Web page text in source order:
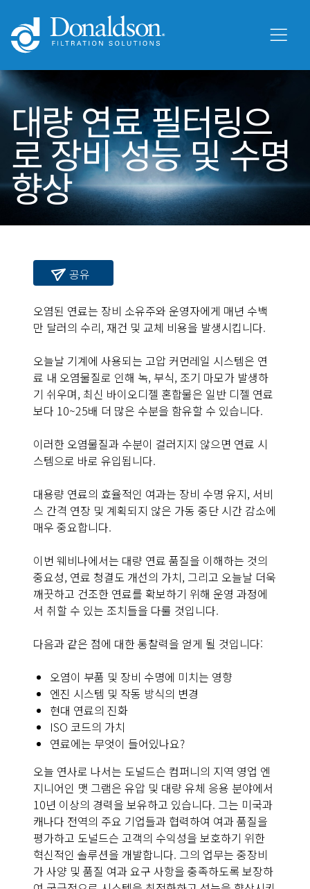
대량 연료 필터링으
로 장비 성능 및 수명
향상
공유
오염된 연료는 장비 소유주와 운영자에게 매년 수백
만 달러의 수리, 재건 및 교체 비용을 발생시킵니다.
오늘날 기계에 사용되는 고압 커먼레일 시스템은 연
료 내 오염물질로 인해 녹, 부식, 조기 마모가 발생하
기 쉬우며, 최신 바이오디젤 혼합물은 일반 디젤 연료
보다 10~25배 더 많은 수분을 함유할 수 있습니다.
이러한 오염물질과 수분이 걸러지지 않으면 연료 시
스템으로 바로 유입됩니다.
대용량 연료의 효율적인 여과는 장비 수명 유지, 서비
스 간격 연장 및 계획되지 않은 가동 중단 시간 감소에
매우 중요합니다.
이번 웨비나에서는 대량 연료 품질을 이해하는 것의
중요성, 연료 청결도 개선의 가치, 그리고 오늘날 더욱
깨끗하고 건조한 연료를 확보하기 위해 운영 과정에
서 취할 수 있는 조치들을 다룰 것입니다.
다음과 같은 점에 대한 통찰력을 얻게 될 것입니다:
오염이 부품 및 장비 수명에 미치는 영향
엔진 시스템 및 작동 방식의 변경
현대 연료의 진화
ISO 코드의 가치
연료에는 무엇이 들어있나요?
오늘 연사로 나서는 도널드슨 컴퍼니의 지역 영업 엔
지니어인 맷 그램은 유압 및 대량 유체 응용 분야에서
10년 이상의 경력을 보유하고 있습니다. 그는 미국과
캐나다 전역의 주요 기업들과 협력하여 여과 품질을
평가하고 도널드슨 고객의 수익성을 보호하기 위한
혁신적인 솔루션을 개발합니다. 그의 업무는 중장비
가 사양 및 품질 여과 요구 사항을 충족하도록 보장하